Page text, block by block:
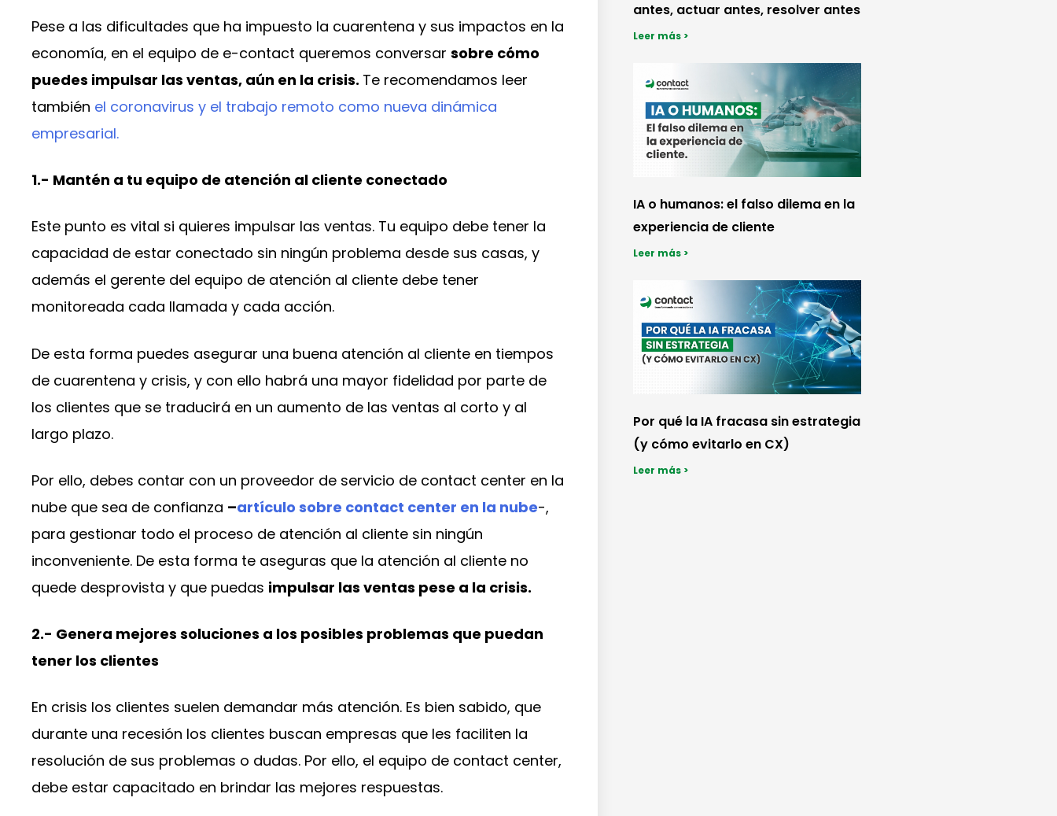
Pese a las dificultades que ha impuesto la cuarentena y sus impactos en la
economía, en el equipo de e-contact queremos conversar sobre cómo
puedes impulsar las ventas, aún en la crisis. Te recomendamos leer
también el coronavirus y el trabajo remoto como nueva dinámica
empresarial.
1.- Mantén a tu equipo de atención al cliente conectado
Este punto es vital si quieres impulsar las ventas. Tu equipo debe tener la
capacidad de estar conectado sin ningún problema desde sus casas, y
además el gerente del equipo de atención al cliente debe tener
monitoreada cada llamada y cada acción.
De esta forma puedes asegurar una buena atención al cliente en tiempos
de cuarentena y crisis, y con ello habrá una mayor fidelidad por parte de
los clientes que se traducirá en un aumento de las ventas al corto y al
largo plazo.
Por ello, debes contar con un proveedor de servicio de contact center en la
nube que sea de confianza –artículo sobre contact center en la nube-,
para gestionar todo el proceso de atención al cliente sin ningún
inconveniente. De esta forma te aseguras que la atención al cliente no
quede desprovista y que puedas impulsar las ventas pese a la crisis.
2.- Genera mejores soluciones a los posibles problemas que puedan
tener los clientes
En crisis los clientes suelen demandar más atención. Es bien sabido, que
durante una recesión los clientes buscan empresas que les faciliten la
resolución de sus problemas o dudas. Por ello, el equipo de contact center,
debe estar capacitado en brindar las mejores respuestas.
antes, actuar antes, resolver antes
Leer más >
IA o humanos: el falso dilema en la
experiencia de cliente
Leer más >
Por qué la IA fracasa sin estrategia
(y cómo evitarlo en CX)
Leer más >